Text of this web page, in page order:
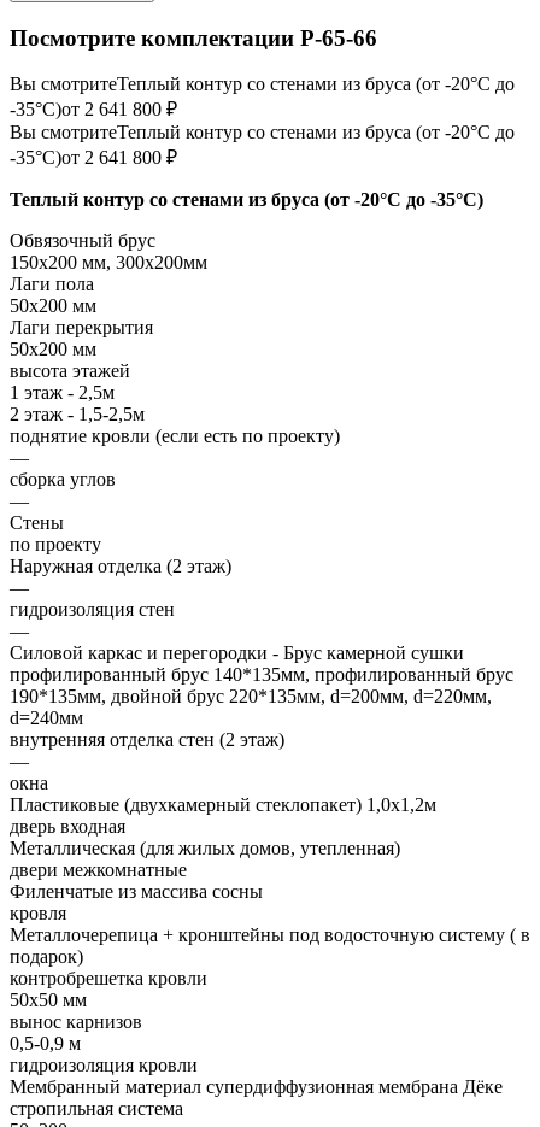
Посмотрите комплектации Р-65-66
Вы смотритеТеплый контур со стенами из бруса (от -20°С до
-35°С)от 2 641 800 ₽
Вы смотритеТеплый контур со стенами из бруса (от -20°С до
-35°С)от 2 641 800 ₽
Теплый контур со стенами из бруса (от -20°С до -35°С)
Обвязочный брус
150х200 мм, 300х200мм
Лаги пола
50х200 мм
Лаги перекрытия
50х200 мм
высота этажей
1 этаж - 2,5м
2 этаж - 1,5-2,5м
поднятие кровли (если есть по проекту)
—
сборка углов
—
Стены
по проекту
Наружная отделка (2 этаж)
—
гидроизоляция стен
—
Силовой каркас и перегородки - Брус камерной сушки
профилированный брус 140*135мм, профилированный брус
190*135мм, двойной брус 220*135мм, d=200мм, d=220мм,
d=240мм
внутренняя отделка стен (2 этаж)
—
окна
Пластиковые (двухкамерный стеклопакет) 1,0х1,2м
дверь входная
Металлическая (для жилых домов, утепленная)
двери межкомнатные
Филенчатые из массива сосны
кровля
Металлочерепица + кронштейны под водосточную систему ( в
подарок)
контробрешетка кровли
50х50 мм
вынос карнизов
0,5-0,9 м
гидроизоляция кровли
Мембранный материал супердиффузионная мембрана Дёке
стропильная система